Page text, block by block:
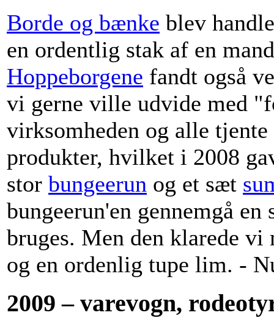
Borde og bænke blev
en ordentlig stak af en
Hoppeborgene fandt også
vi gerne ville udvide med
virksomheden og alle
produkter, hvilket i 2008
stor bungeerun og et sæt
bungeerun'en gennemgå
bruges. Men den klarede
og en ordenlig tupe lim. -
2009 – varevogn,